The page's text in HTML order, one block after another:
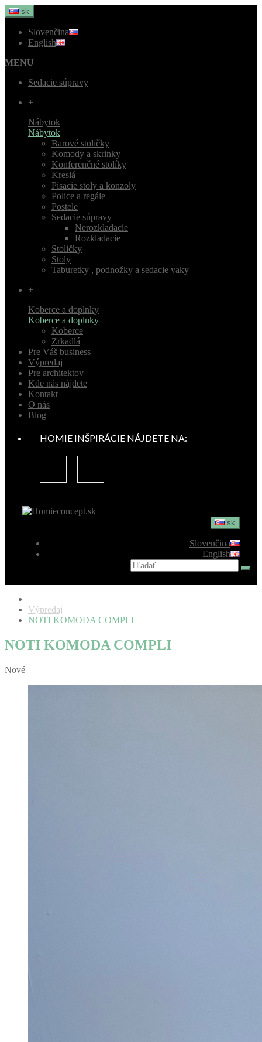
sk
Slovenčina
English
MENU
Sedacie súpravy
+
Nábytok
Nábytok
Barové stoličky
Komody a skrinky
Konferenčné stolíky
Kreslá
Písacie stoly a konzoly
Police a regále
Postele
Sedacie súpravy
Nerozkladacie
Rozkladacie
Stoličky
Stoly
Taburetky , podnožky a sedacie vaky
+
Koberce a doplnky
Koberce a doplnky
Koberce
Zrkadlá
Pre Váš business
Výpredaj
Pre architektov
Kde nás nájdete
Kontakt
O nás
Blog
HOMIE INŠPIRÁCIE NÁJDETE NA:
sk
Slovenčina
English
Výpredaj
NOTI KOMODA COMPLI
NOTI KOMODA COMPLI
Nové